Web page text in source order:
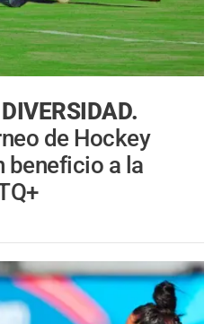
de Hockey
beneficio a la